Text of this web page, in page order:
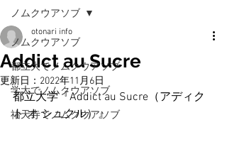
ノムクウアソブ
都立大でノムクウアソブ
学大でノムクウアソブ
祐天寺でノムクウアソブ
ノムクウアソブ
Addict au Sucre
otonari info
更新日： 2022年11月6日
都立大学『Addict au Sucre（アディク
ト オ シュクル）』